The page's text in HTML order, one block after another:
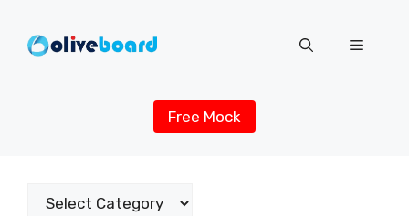
content
Menu
Free Mock